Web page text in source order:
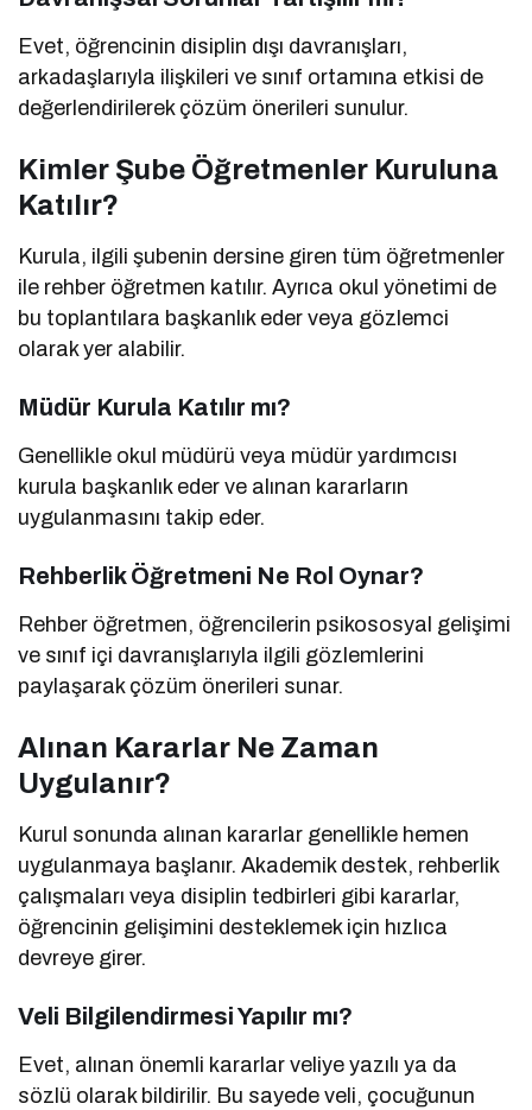
Evet, öğrencinin disiplin dışı davranışları,
arkadaşlarıyla ilişkileri ve sınıf ortamına etkisi de
değerlendirilerek çözüm önerileri sunulur.
Kimler Şube Öğretmenler Kuruluna
Katılır?
Kurula, ilgili şubenin dersine giren tüm öğretmenler
ile rehber öğretmen katılır. Ayrıca okul yönetimi de
bu toplantılara başkanlık eder veya gözlemci
olarak yer alabilir.
Müdür Kurula Katılır mı?
Genellikle okul müdürü veya müdür yardımcısı
kurula başkanlık eder ve alınan kararların
uygulanmasını takip eder.
Rehberlik Öğretmeni Ne Rol Oynar?
Rehber öğretmen, öğrencilerin psikososyal gelişimi
ve sınıf içi davranışlarıyla ilgili gözlemlerini
paylaşarak çözüm önerileri sunar.
Alınan Kararlar Ne Zaman
Uygulanır?
Kurul sonunda alınan kararlar genellikle hemen
uygulanmaya başlanır. Akademik destek, rehberlik
çalışmaları veya disiplin tedbirleri gibi kararlar,
öğrencinin gelişimini desteklemek için hızlıca
devreye girer.
Veli Bilgilendirmesi Yapılır mı?
Evet, alınan önemli kararlar veliye yazılı ya da
sözlü olarak bildirilir. Bu sayede veli, çocuğunun